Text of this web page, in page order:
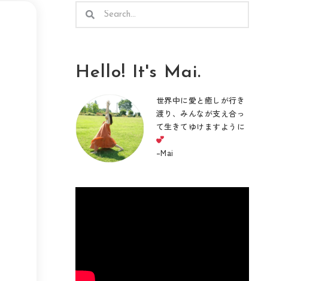
索
索
Hello! It's Mai.
世界中に愛と癒しが行き
渡り、みんなが支え合っ
て生きてゆけますように
–Mai